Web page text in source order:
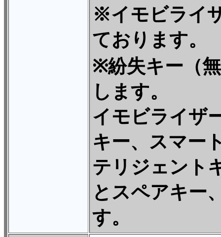
※イモビライ
ております。
※紛失キー（
します。
イモビライザ
キー、スマー
テリジェント
とスペアキー
す。